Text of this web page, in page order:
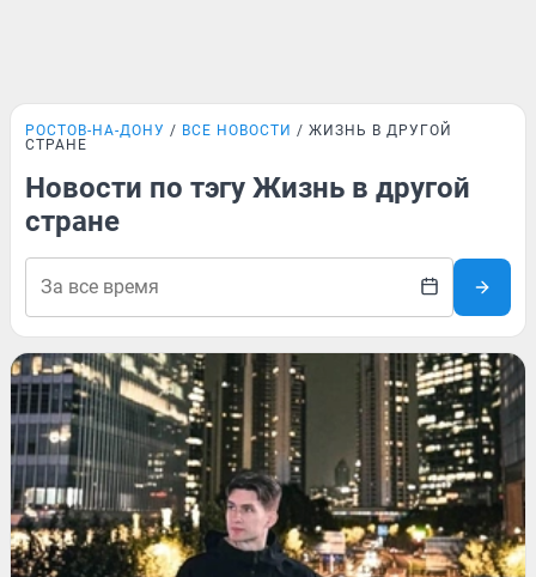
РОСТОВ-НА-ДОНУ ВСЕ НОВОСТИ
ЖИЗНЬ В ДРУГОЙ
СТРАНЕ
Новости по тэгу Жизнь в другой
стране